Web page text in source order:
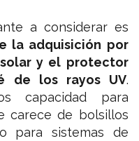
a considerar es
la adquisición por
y el protector
de los rayos UV.
capacidad para
carece de bolsillos
para sistemas de